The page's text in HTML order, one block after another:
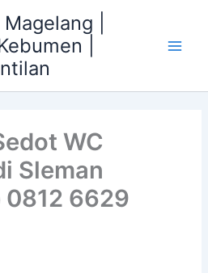
|
|
WC
Sleman
0812 6629